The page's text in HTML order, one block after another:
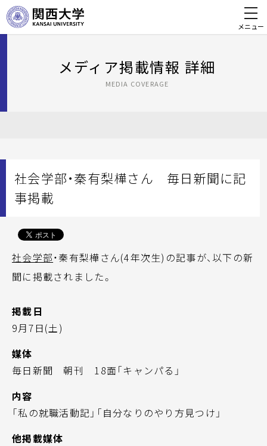
メニュー
メディア掲載情報 詳細
MEDIA COVERAGE
社会学部・秦有梨樺さん 毎日新聞に記
事掲載
社会学部・秦有梨樺さん(4年次生)の記事が、以下の新
聞に掲載されました。
掲載日
9月7日(土)
媒体
毎日新聞 朝刊 18面「キャンパる」
内容
「私の就職活動記」「自分なりのやり方見つけ」
他掲載媒体